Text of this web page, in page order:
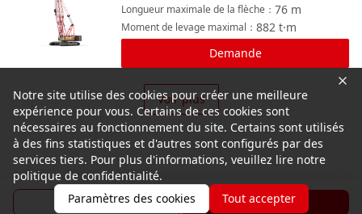
76 m
Longueur maximale de la flèche ：
882 t·m
Moment de levage maximal ：
Demande
Voir plus
Brochure Demande
Notre site utilise des cookies pour créer une meilleure
expérience pour vous. Certains de ces cookies sont
nécessaires au fonctionnement du site. Certains sont utilisés
à des fins statistiques et d'autres sont configurés par des
services tiers. Pour plus d'informations, veuillez lire notre
politique de confidentialité.
Paramètres des cookies
Tout accepter